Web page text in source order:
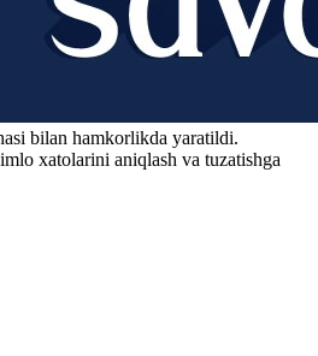
bilan hamkorlikda yaratildi.
xatolarini aniqlash va tuzatishga